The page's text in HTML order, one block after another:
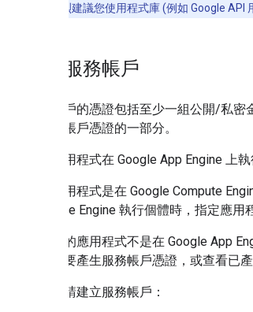
因此，我們強烈建議您使用程式庫 (例如 Google
建立服務帳戶
服務帳戶的憑證包括至少一組公開/私
是服務帳戶憑證的一部分。
如果應用程式在 Google App Engine 上
如果應用程式是在 Google Compute
Compute Engine 執行個體時，指定應
如果您的應用程式不是在 Google App
證。如要產生服務帳戶憑證，或查看已
首先，請建立服務帳戶：